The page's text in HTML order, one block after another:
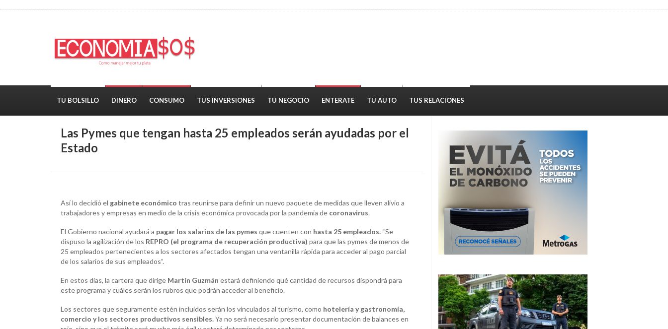
TU BOLSILLO DINERO CONSUMO TUS INVERSIONES TU NEGOCIO ENTERATE TU AUTO TUS RELACIONES
Las Pymes que tengan hasta 25 empleados serán ayudadas por el
Estado
Así lo decidió el gabinete económico tras reunirse para definir un nuevo paquete de medidas que lleven alivio a
trabajadores y empresas en medio de la crisis económica provocada por la pandemia de coronavirus.
El Gobierno nacional ayudará a pagar los salarios de las pymes que cuenten con hasta 25 empleados. “Se
dispuso la agilización de los REPRO (el programa de recuperación productiva) para que las pymes de menos de
25 empleados pertenecientes a los sectores afectados tengan una ventanilla rápida para acceder al pago parcial
de los salarios de sus empleados”.
En estos días, la cartera que dirige Martín Guzmán estará definiendo qué cantidad de recursos dispondrá para
este programa y cuáles serán los rubros que podrán acceder al beneficio.
Los sectores que seguramente estén incluidos serán los vinculados al turismo, como hotelería y gastronomía,
comercio y los sectores productivos sensibles.Ya no será necesario presentar documentación de balances en